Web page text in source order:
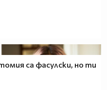
са фасулски, но ти